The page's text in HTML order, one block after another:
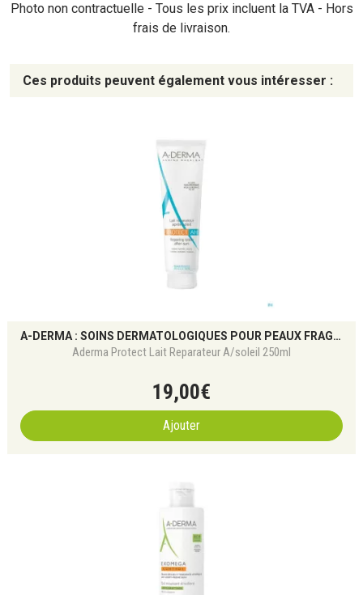
Photo non contractuelle - Tous les prix incluent la TVA - Hors
frais de livraison.
Ces produits peuvent également vous intéresser :
A-DERMA : SOINS DERMATOLOGIQUES POUR PEAUX FRAGILES
Aderma Protect Lait Reparateur A/soleil 250ml
19,00€
Ajouter